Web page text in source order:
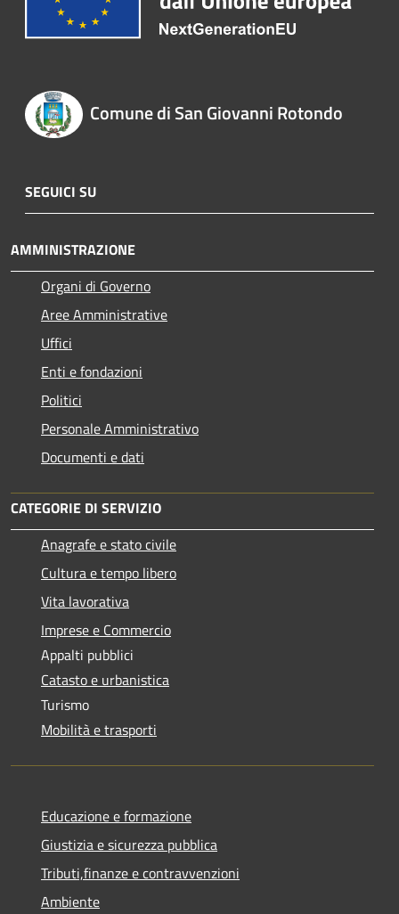
Comune di San Giovanni Rotondo
SEGUICI SU
AMMINISTRAZIONE
Organi di Governo
Aree Amministrative
Uffici
Enti e fondazioni
Politici
Personale Amministrativo
Documenti e dati
CATEGORIE DI SERVIZIO
Anagrafe e stato civile
Cultura e tempo libero
Vita lavorativa
Imprese e Commercio
Appalti pubblici
Catasto e urbanistica
Turismo
Mobilità e trasporti
Educazione e formazione
Giustizia e sicurezza pubblica
Tributi,finanze e contravvenzioni
Ambiente